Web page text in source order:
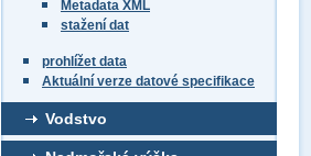
Metadata XML
stažení dat
prohlížet data
Aktuální verze datové specifikace
Vodstvo